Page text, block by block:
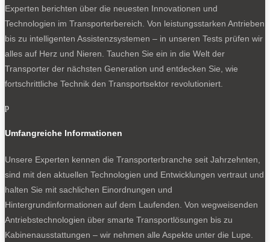
Experten berichten über die neuesten Innovationen und
Technologien im Transporterbereich. Von leistungsstarken Antrieben
bis zu intelligenten Assistenzsystemen – in unseren Tests prüfen wir
alles auf Herz und Nieren. Tauchen Sie ein in die Welt der
Transporter der nächsten Generation und entdecken Sie, wie
fortschrittliche Technik den Transportsektor revolutioniert.
p
Umfangreiche Informationen
Unsere Experten kennen die Transporterbranche seit Jahrzehnten,
sind mit den aktuellen Technologien und Entwicklungen vertraut und
halten Sie mit sachlichen Einordnungen und
Hintergrundinformationen auf dem Laufenden. Von wegweisenden
Antriebstechnologien über smarte Transportlösungen bis zu
Kabinenausstattungen – wir nehmen alle Aspekte unter die Lupe.